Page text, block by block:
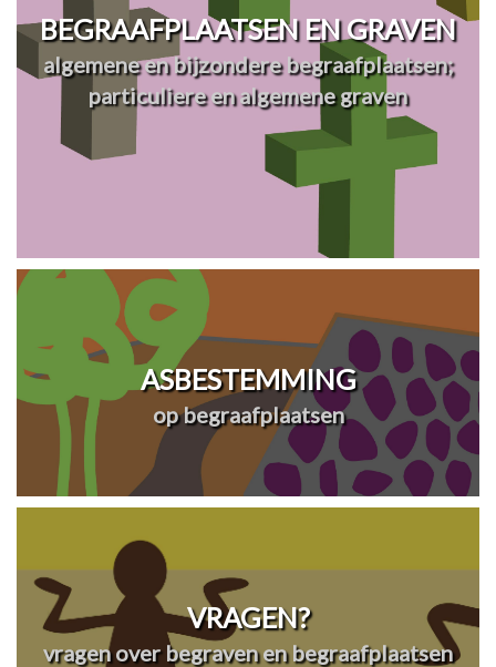
BEGRAAFPLAATSEN EN GRAVEN
algemene en bijzondere begraafplaatsen;
particuliere en algemene graven
ASBESTEMMING
op begraafplaatsen
VRAGEN?
vragen over begraven en begraafplaatsen